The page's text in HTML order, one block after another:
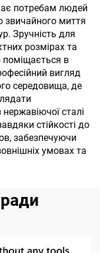
потребам людей
звичайного миття
Зручність для
розмірах та
поміщається в
вигляд
середовища, де
сталі
стійкості до
забезпечуючи
умовах та